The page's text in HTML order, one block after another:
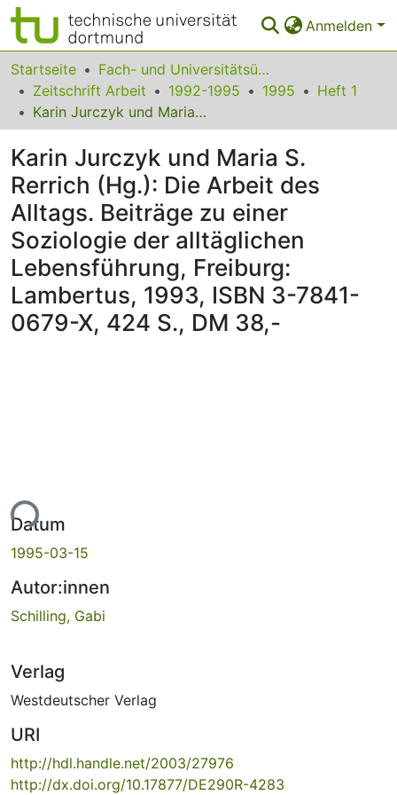
Anmelden
Bereiche & Sammlungen
Das gesamte Repositorium
FAQ
Leitlinien
Zurück zur Startseite
Startseite
Fach- und Universitätsübergreifendes
Zeitschrift Arbeit
1992-1995 1995
Heft 1
Karin Jurczyk und Maria S. Rerrich (Hg.): Die Arbeit des Alltags. Beiträge zu einer Soziologie der alltäglichen Lebensführung, Freiburg: Lambertus, 1993, ISBN 3-7841-0679-X, 424 S., DM 38,-
Karin Jurczyk und Maria S.
Rerrich (Hg.): Die Arbeit des
Alltags. Beiträge zu einer
Soziologie der alltäglichen
Lebensführung, Freiburg:
Lambertus, 1993, ISBN 3-7841-
0679-X, 424 S., DM 38,-
Datum
1995-03-15
Autor:innen
Schilling, Gabi
Verlag
Westdeutscher Verlag
URI
http://hdl.handle.net/2003/27976
http://dx.doi.org/10.17877/DE290R-4283